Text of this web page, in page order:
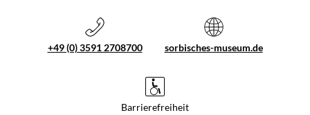
+49 (0) 3591 2708700 sorbisches-museum.de
Barrierefreiheit